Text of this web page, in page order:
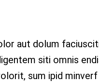
aut dolum
siti omnis
sum ipid